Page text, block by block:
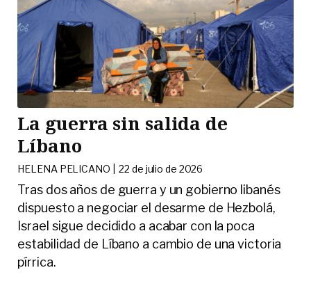
La guerra sin salida de
Líbano
HELENA PELICANO |22 de julio de 2026
Tras dos años de guerra y un gobierno libanés
dispuesto a negociar el desarme de Hezbolá,
Israel sigue decidido a acabar con la poca
estabilidad de Líbano a cambio de una victoria
pírrica.